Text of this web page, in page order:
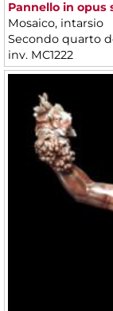
Pannello in opus
Mosaico, intarsio
Secondo quarto
inv. MC1222